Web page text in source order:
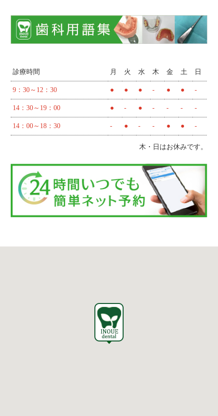
診療時間 月 火 水 木 金 土 日
9：30～12：30 ● ● ● - ● ● -
14：30～19：00 ● - ● - - - -
14：00～18：30 - ● - - ● ● -
木・日はお休みです。